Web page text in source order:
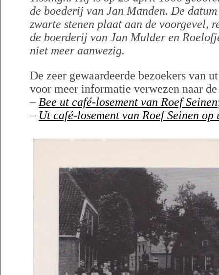
de boederij van Jan Manden. De
zwarte stenen plaat aan de voorgevel,
de boerderij van Jan Mulder en
niet meer aanwezig.
De zeer gewaardeerde bezoekers van
voor meer informatie verwezen naar
– Bee ut café-losement van Roef Seinen
– Ut café-losement van Roef Seinen